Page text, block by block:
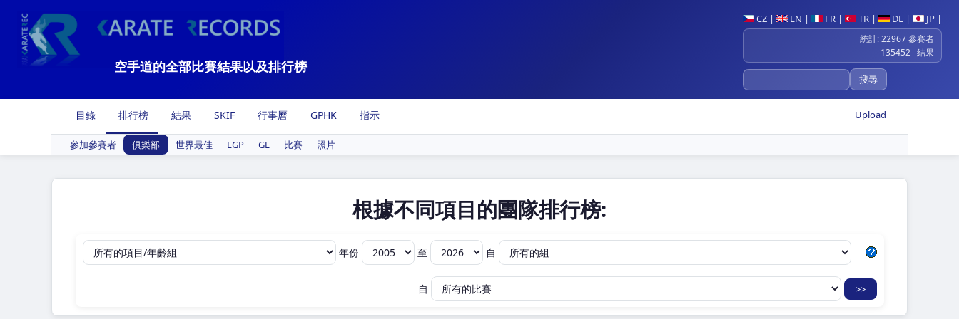
CZ | EN | FR | TR | DE | JP |
統計: 22967 參賽者
135452 結果
空手道的全部比賽結果以及排行榜
Upload
目錄 排行榜 結果 SKIF 行事曆 GPHK 指示
參加參賽者 俱樂部 世界最佳 EGP GL 比賽 照片
根據不同項目的團隊排行榜:
年份 至 自
自